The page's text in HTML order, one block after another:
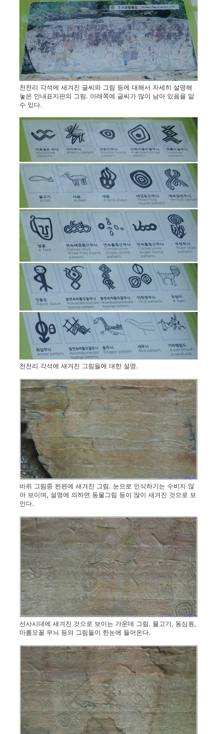
천전리 각석에 새겨진 글씨와 그림 등에 대해서 자세히 설명해
놓은 안내표지판의 그림. 아래쪽에 글씨가 많이 남아 있음을 알
수 있다.
천전리 각석에 새겨진 그림들에 대한 설명.
바위 그림중 왼편에 새겨진 그림. 눈으로 인식하기는 수비지 않
아 보이며, 설명에 의하면 동물그림 등이 많이 새겨진 것으로 보
인다.
선사시대에 새겨진 것으로 보이는 가운데 그림. 물고기, 동심원,
마름모꼴 무늬 등의 그림들이 한눈에 들어온다.